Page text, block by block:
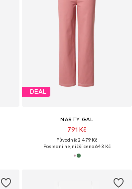
DEAL
NASTY GAL
791 Kč
Původně: 2 479 Kč
Poslední nejnižší cena:643 Kč